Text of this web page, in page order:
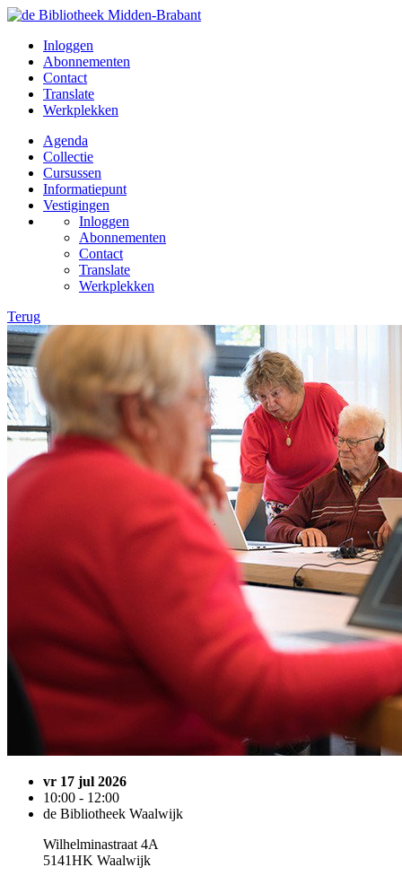
Inloggen
Abonnementen
Contact
Translate
Werkplekken
Agenda
Collectie
Cursussen
Informatiepunt
Vestigingen
Inloggen
Abonnementen
Contact
Translate
Werkplekken
Terug
vr 17 jul 2026
10:00 - 12:00
de Bibliotheek Waalwijk
Wilhelminastraat 4A
5141HK Waalwijk